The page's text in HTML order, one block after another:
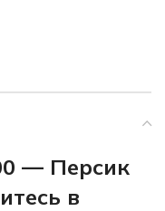
— Персик
в